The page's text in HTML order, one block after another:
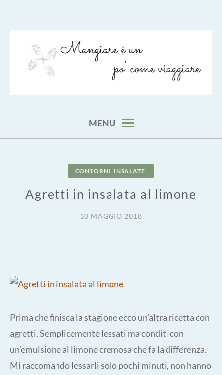
MENU
CONTORNI, INSALATE,
Agretti in insalata al limone
10 MAGGIO 2018
Prima che finisca la stagione ecco un’altra ricetta con
agretti. Semplicemente lessati ma conditi con
un’emulsione al limone cremosa che fa la differenza.
Mi raccomando lessarli solo pochi minuti, non hanno